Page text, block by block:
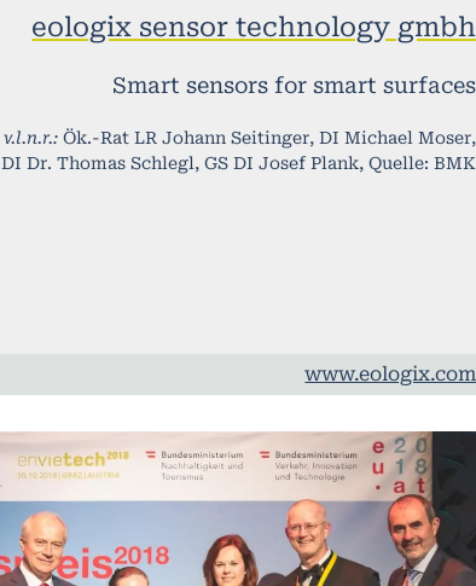
eologix sensor technology gmbh
Smart sensors for smart surfaces
v.l.n.r.: Ök.-Rat LR Johann Seitinger, DI Michael Moser,
DI Dr. Thomas Schlegl, GS DI Josef Plank, Quelle: BMK
www.eologix.com